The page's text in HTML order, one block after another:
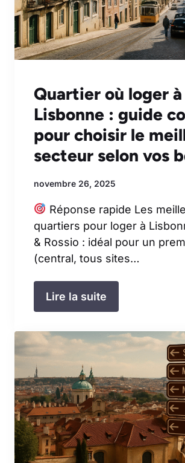
Quartier où loger à
Lisbonne : guide
pour choisir le
secteur selon vos
novembre 26, 2025
Réponse rapide Les
quartiers pour loger à
& Rossio : idéal pour un
(central, tous sites…
Lire la suite